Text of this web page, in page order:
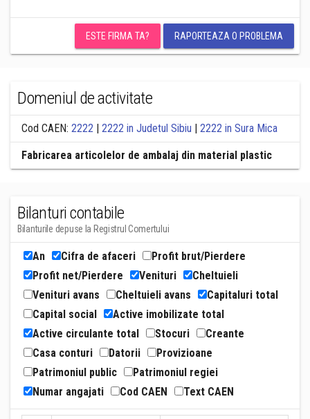
ESTE FIRMA TA? RAPORTEAZA O PROBLEMA
Domeniul de activitate
Cod CAEN: 2222 | 2222 in Judetul Sibiu | 2222 in Sura Mica
Fabricarea articolelor de ambalaj din material plastic
Bilanturi contabile
Bilanturile depuse la Registrul Comertului
An Cifra de afaceri
Profit brut/Pierdere
Profit net/Pierdere
Venituri
Cheltuieli
Venituri avans
Cheltuieli avans
Capitaluri total
Capital social
Active imobilizate total
Active circulante total
Stocuri
Creante
Casa conturi
Datorii
Provizioane
Patrimoniul public
Patrimoniul regiei
Numar angajati
Cod CAEN Text CAEN